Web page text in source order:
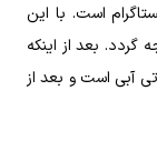
است. با این
گردد. بعد از اینکه
آبی است و بعد از